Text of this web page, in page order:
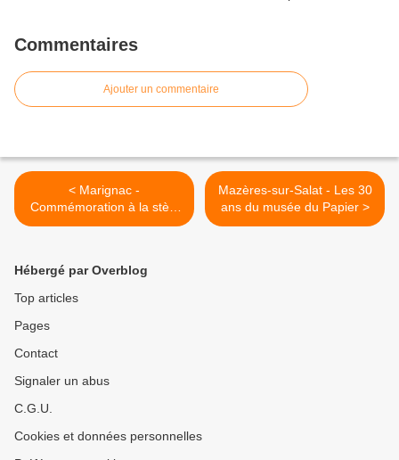
Commentaires
Ajouter un commentaire
< Marignac -
Commémoration à la stèle
des Evadés par les
Mazères-sur-Salat - Les 30
ans du musée du Papier >
Hébergé par Overblog
Top articles
Pages
Contact
Signaler un abus
C.G.U.
Cookies et données personnelles